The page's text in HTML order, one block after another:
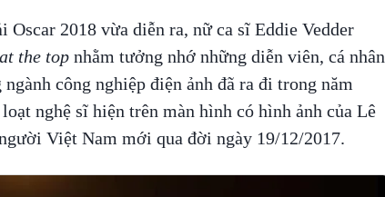
Oscar 2018 vừa diễn ra, nữ ca sĩ Eddie Vedder
the topnhằm tưởng nhớ những diễn viên, cá nhân
công nghiệp điện ảnh đã ra đi trong năm
nghệ sĩ hiện trên màn hình có hình ảnh của Lê
Việt Nam mới qua đời ngày 19/12/2017.